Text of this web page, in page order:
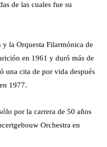
de las cuales fue su
la Orquesta Filarmónica de
en 1961 y duró más de
una cita de por vida después
1977.
por la carrera de 50 años
Orchestra en